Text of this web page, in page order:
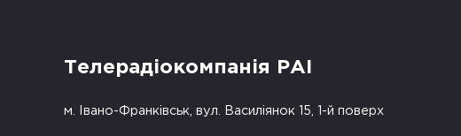
Телерадіокомпанія РАІ
м. Івано-Франківськ, вул. Василіянок 15, 1-й поверх